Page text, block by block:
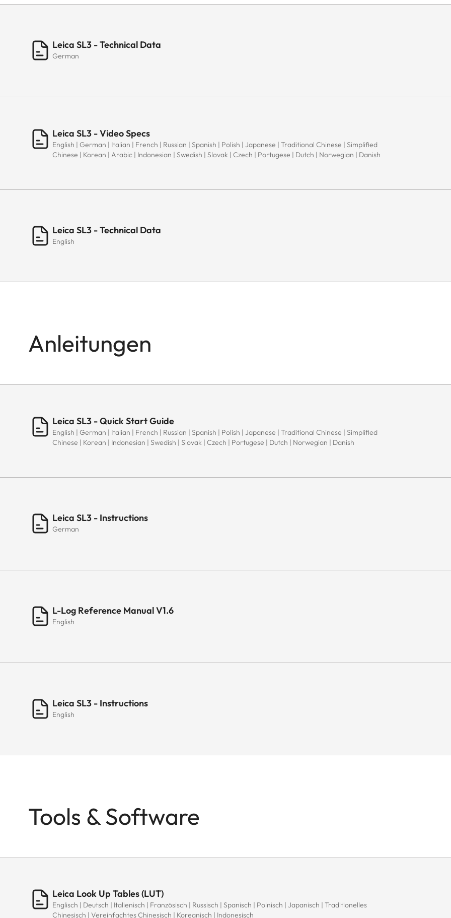
Leica SL3 - Technical Data
German
Leica SL3 - Video Specs
English | German | Italian | French | Russian | Spanish | Polish | Japanese | Traditional Chinese | Simplified
Chinese | Korean | Arabic | Indonesian | Swedish | Slovak | Czech | Portugese | Dutch | Norwegian | Danish
Leica SL3 - Technical Data
English
Anleitungen
Leica SL3 - Quick Start Guide
English | German | Italian | French | Russian | Spanish | Polish | Japanese | Traditional Chinese | Simplified
Chinese | Korean | Indonesian | Swedish | Slovak | Czech | Portugese | Dutch | Norwegian | Danish
Leica SL3 - Instructions
German
L-Log Reference Manual V1.6
English
Leica SL3 - Instructions
English
Tools & Software
Leica Look Up Tables (LUT)
Englisch | Deutsch | Italienisch | Französisch | Russisch | Spanisch | Polnisch | Japanisch | Traditionelles
Chinesisch | Vereinfachtes Chinesisch | Koreanisch | Indonesisch